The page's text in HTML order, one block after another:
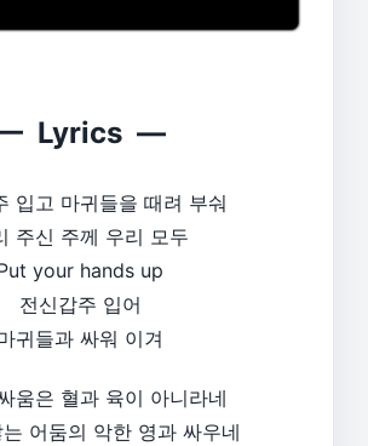
Lyrics —
입고 마귀들을 때려 부숴
주신 주께 우리 모두
your hands up
전신갑주 입어
귀들과 싸워 이겨
움은 혈과 육이 아니라네
어둠의 악한 영과 싸우네